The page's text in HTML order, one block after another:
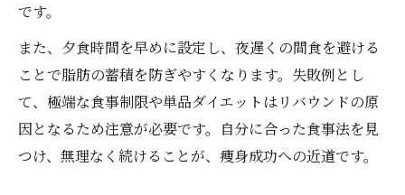
です。
また、夕食時間を早めに設定し、夜遅くの間食を避ける
ことで脂肪の蓄積を防ぎやすくなります。失敗例とし
て、極端な食事制限や単品ダイエットはリバウンドの原
因となるため注意が必要です。自分に合った食事法を見
つけ、無理なく続けることが、痩身成功への近道です。